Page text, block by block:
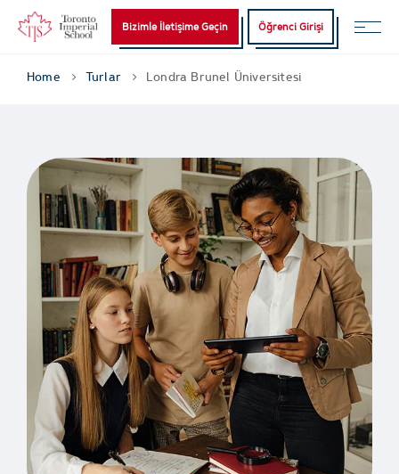
Bizimle İletişime Geçin Öğrenci Girişi
Home Turlar Londra Brunel Üniversitesi